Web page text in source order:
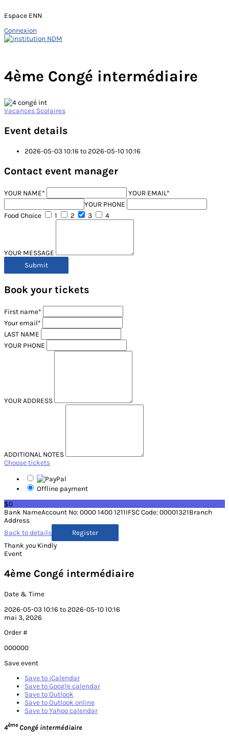
Espace ENN
Connexion
Skip
4ème Congé intermédiaire
Vacances Scolaires
Event details
2026-05-03 10:16 to 2026-05-10 10:16
Contact event manager
YOUR NAME*
YOUR EMAIL*
YOUR PHONE
Food Choice
1 2 3 4
YOUR MESSAGE
Book your tickets
First name*
Your email*
LAST NAME
YOUR PHONE
YOUR ADDRESS
ADDITIONAL NOTES
Choose tickets
Offline payment
$0
Bank NameAccount No: 0000 1400 1211IFSC Code: 00001321Branch
Address
Back to details
Thank you Kindly
Event
4ème Congé intermédiaire
Date & Time
2026-05-03 10:16 to 2026-05-10 10:16
mai 3, 2026
Order #
000000
Save event
Save to iCalendar
Save to Google calendar
Save to Outlook
Save to Outlook online
Save to Yahoo calendar
4èmeCongé intermédiaire